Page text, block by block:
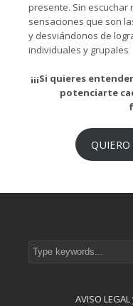
presente. Sin escuchar
sensaciones que son
y desviándonos de
individuales y grupales
¡¡¡Si quieres
potenciarte
AVISO